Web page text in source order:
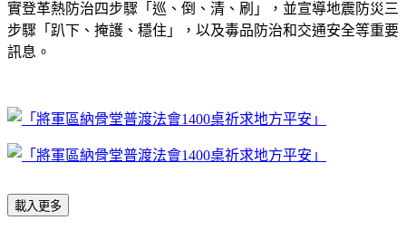
實登革熱防治四步驟「巡、倒、清、刷」，並宣導地震防災三
步驟「趴下、掩護、穩住」，以及毒品防治和交通安全等重要
訊息。
載入更多